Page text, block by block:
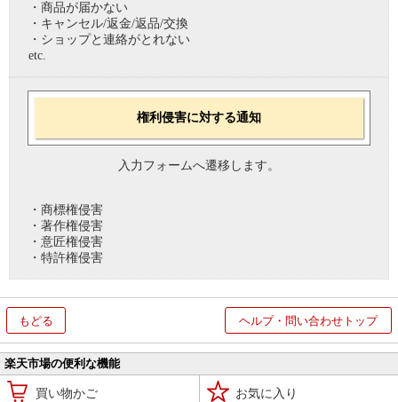
・商品が届かない
・キャンセル/返金/返品/交換
・ショップと連絡がとれない
etc.
権利侵害に対する通知
入力フォームへ遷移します。
・商標権侵害
・著作権侵害
・意匠権侵害
・特許権侵害
もどる ヘルプ・問い合わせトップ
楽天市場の便利な機能
買い物かご お気に入り